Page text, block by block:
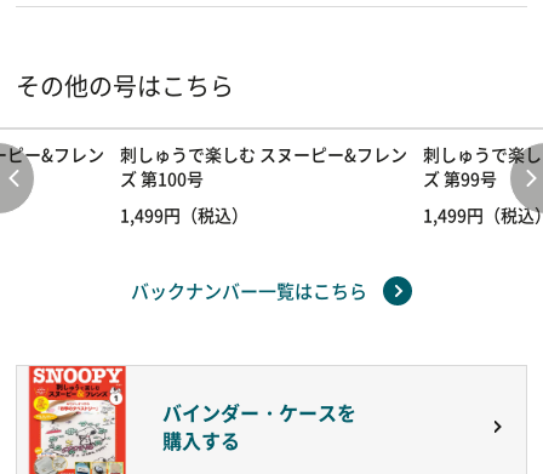
その他の号はこちら
ピー&フレン
刺しゅうで楽しむ スヌーピー&フレン
ズ 第100号
1,499円（税込）
刺しゅうで楽
ズ 第99号
1,499円（税込
バックナンバー一覧はこちら
バインダー・ケースを
購入する